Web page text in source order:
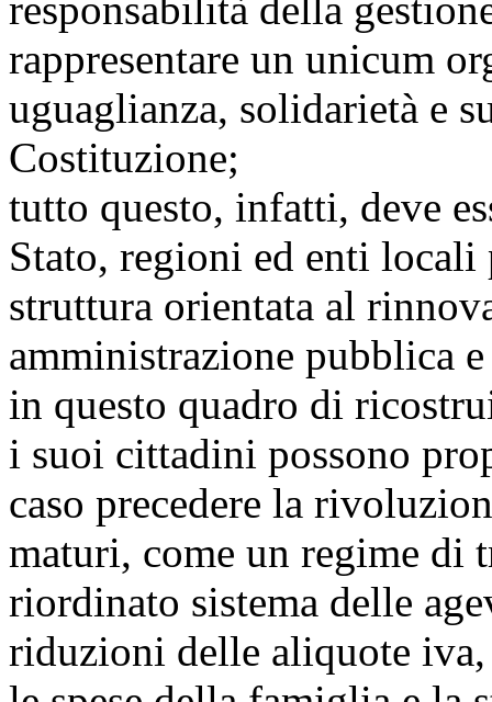
rappresentare un unicum
uguaglianza, solidarietà e
Costituzione;
tutto questo, infatti, deve
Stato, regioni ed enti
struttura orientata al
amministrazione pubblica
in questo quadro di
i suoi cittadini possono
caso precedere la
maturi, come un regime di
riordinato sistema delle
riduzioni delle aliquote